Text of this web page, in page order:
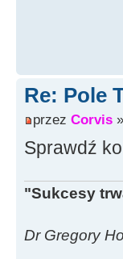
Re: Pole
przez Corvis
Sprawdź
"Sukcesy
Dr Gregory